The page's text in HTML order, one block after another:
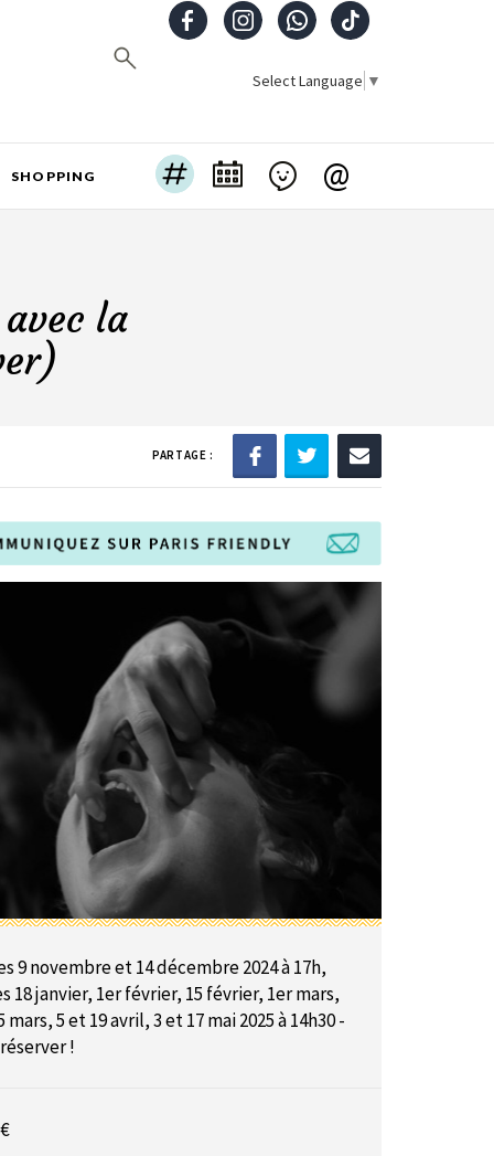
Select Language ▼
SHOPPING @
la
PARTAGE :
9 novembre et 14 décembre 2024 à 17h,
18 janvier, 1er février, 15 février, 1er mars,
mars, 5 et 19 avril, 3 et 17 mai 2025 à 14h30 -
!